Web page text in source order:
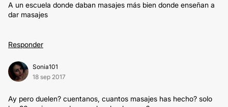
A un escuela donde daban masajes más bien donde enseñan a
dar masajes
Responder
Sonia101
18 sep 2017
Ay pero duelen? cuentanos, cuantos masajes has hecho? solo